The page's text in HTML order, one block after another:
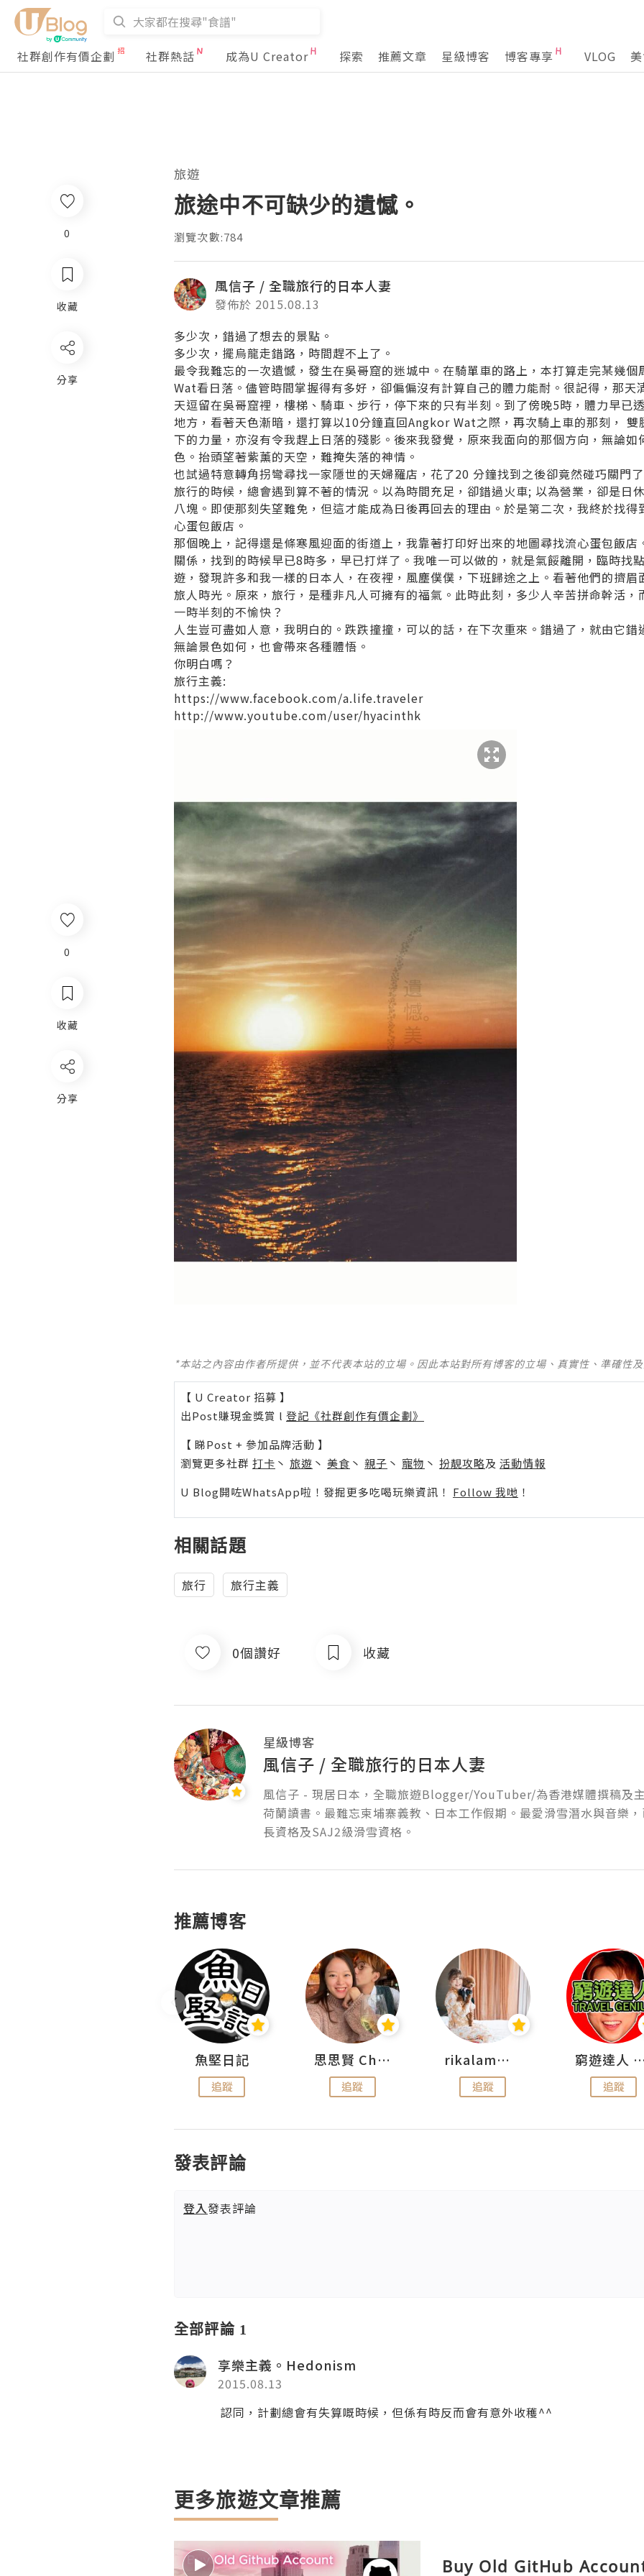
社群創作有價企劃
社群熱話 成為U Creator 探索 推薦文章 星級博客 博客專享 VLOG
0
收藏
分享
旅遊
旅途中不可缺少的遺憾。
瀏覽次數:784
風信子 / 全職旅行的日本人妻
發佈於 2015.08.13
多少次，錯過了想去的景點。
多少次，擺烏龍走錯路，時間趕不上了。
最令我難忘的一次遺憾，發生在吳哥窟的迷城中。在騎單車的路上，本打算走完某幾
Wat看日落。儘管時間掌握得有多好，卻偏偏沒有計算自己的體力能耐。很記得，那天
天逗留在吳哥窟裡，樓梯、騎車、步行，停下來的只有半刻。到了傍晚5時，體力早已
地方，看著天色漸暗，還打算以10分鐘直回Angkor Wat之際，再次騎上車的那刻， 雙
下的力量，亦沒有令我趕上日落的殘影。後來我發覺，原來我面向的那個方向，無論如
色。抬頭望著紫薰的天空，難掩失落的神情。
也試過特意轉角拐彎尋找一家隱世的天婦羅店，花了20 分鐘找到之後卻竟然碰巧關門了
旅行的時候，總會遇到算不著的情況。以為時間充足，卻錯過火車; 以為營業，卻是日
八塊。即使那刻失望難免，但這才能成為日後再回去的理由。於是第二次，我終於找得
心蛋包飯店。
那個晚上，記得還是條寒風迎面的街道上，我靠著打印好出來的地圖尋找流心蛋包飯店
關係，找到的時候早已8時多，早已打烊了。我唯一可以做的，就是氣餒離開，臨時找
遊，發現許多和我一樣的日本人，在夜裡，風塵僕僕，下班歸途之上。看著他們的擠眉
旅人時光。原來，旅行，是種非凡人可擁有的福氣。此時此刻，多少人辛苦拼命幹活
一時半刻的不愉快？
人生豈可盡如人意，我明白的。跌跌撞撞，可以的話，在下次重來。錯過了，就由它錯
無論景色如何，也會帶來各種體悟。
你明白嗎？
旅行主義:
https://www.facebook.com/a.life.traveler
http://www.youtube.com/user/hyacinthk
*本站之內容由作者所提供，並不代表本站的立場。因此本站對所有博客的立場、真實性、準確性
【 U Creator 招募 】
出Post賺現金獎賞 l 登記《社群創作有價企劃》
【 睇Post + 參加品牌活動 】
瀏覽更多社群 打卡 丶 旅遊 丶 美食 丶 親子 丶 寵物 丶 扮靚攻略及 活動情報
U Blog開咗WhatsApp啦！發掘更多吃喝玩樂資訊！ Follow 我哋 ！
相關話題
旅行 旅行主義
0個讚好 收藏
星級博客
風信子 / 全職旅行的日本人妻
風信子 - 現居日本，全職旅遊Blogger/YouTuber/為香港媒體撰稿及
荷蘭讀書。最難忘柬埔寨義教、日本工作假期。最愛滑雪潛水與音樂
長資格及SAJ2級滑雪資格。
推薦博客
魚堅日記
追蹤
思思賢 ChillMyBabe
追蹤
rikalammm
追蹤
窮遊達人 Mr.TravelGenius
追蹤
發表評論
登入發表評論
全部評論 1
享樂主義。Hedonism
2015.08.13
認同，計劃總會有失算嘅時候，但係有時反而會有意外收穫^^
更多旅遊文章推薦
Buy Old GitHub
0
收藏
分享